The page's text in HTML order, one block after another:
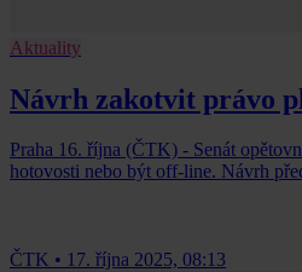
Aktuality
Návrh zakotvit právo
Praha 16. října (ČTK) - Senát
hotovosti nebo být off-line. Návrh
ČTK • 17. října 2025, 08:13